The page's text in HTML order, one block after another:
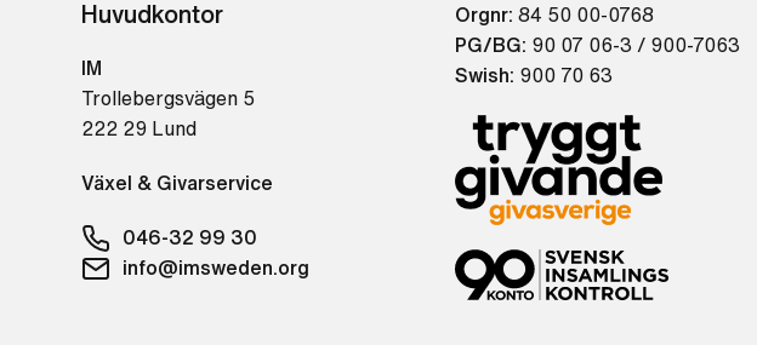
Huvudkontor
IM
Trollebergsvägen 5
222 29 Lund
Växel & Givarservice
046-32 99 30
info@imsweden.org
Orgnr: 84 50 00-0768
PG/BG: 90 07 06-3 / 900-7063
Swish: 900 70 63